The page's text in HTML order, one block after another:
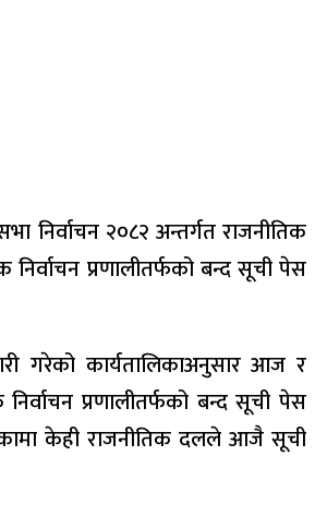
निर्वाचन २०८२ अन्तर्गत राजनीतिक
प्रणालीतर्फको बन्द सूची पेस
गरेको कार्यतालिकाअनुसार आज र
प्रणालीतर्फको बन्द सूची पेस
केही राजनीतिक दलले आजै सूची